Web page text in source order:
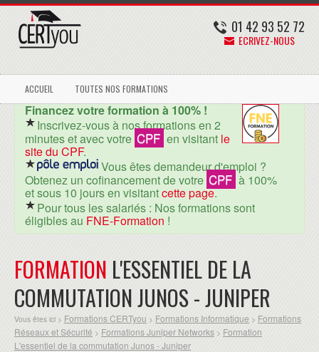
01 42 93 52 72
ECRIVEZ-NOUS
ACCUEIL TOUTES NOS FORMATIONS
Financez votre formation à 100% !
Inscrivez-vous à nos formations en 2
minutes et avec votre CPF en visitant le
site du CPF.
Vous êtes demandeur d'emploi ?
Obtenez un cofinancement de votre CPF à 100%
et sous 10 jours en visitantcette page.
Pour tous les salariés : Nos formations sont
éligibles au FNE-Formation !
FORMATION L'ESSENTIEL DE LA
COMMUTATION JUNOS - JUNIPER
Vous êtes ici > Formations CERTyou > Formations Informatique > Formations
Réseaux et Sécurité > Formations Juniper Networks > Formation
L'essentiel de la commutation Junos - Juniper